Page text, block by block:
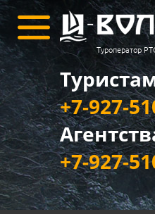
Туроператор
+7-927-
+7-927-